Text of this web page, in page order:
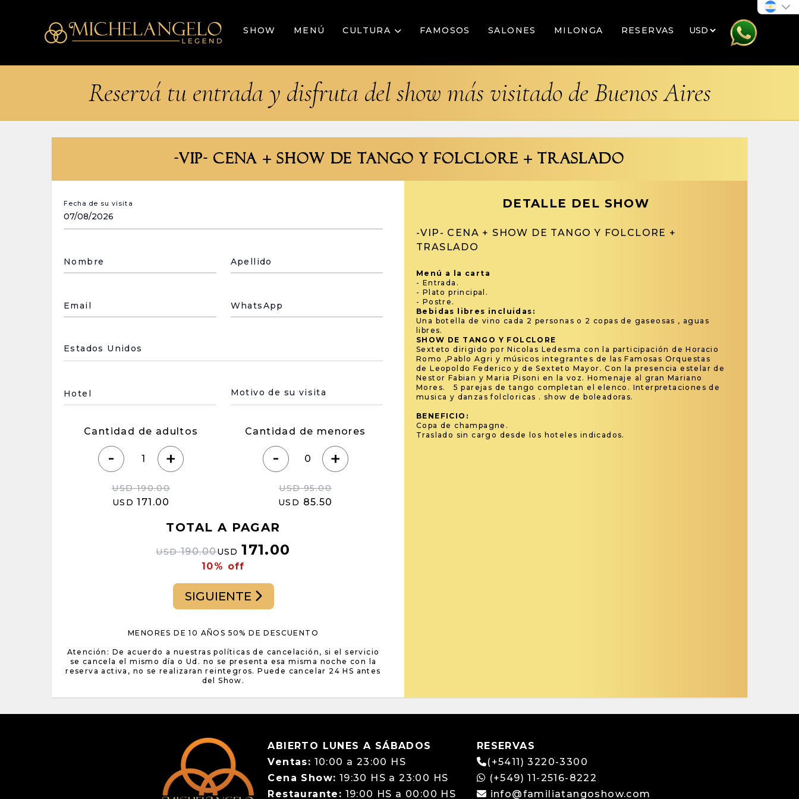
SHOW MENÚ CULTURA FAMOSOS SALONES MILONGA RESERVAS
Reservá tu entrada y disfruta del show más visitado de Buenos Aires
-VIP- CENA + SHOW DE TANGO Y FOLCLORE + TRASLADO
Fecha de su visita
Nombre Apellido
Email WhatsApp
País de residencia
Hotel
Underline select
Cantidad de adultos
- +
USD 190.00
USD 171.00
Cantidad de menores
- +
USD 95.00
USD 85.50
TOTAL A PAGAR
USD 190.00USD 171.00
10% off
SIGUIENTE
MENORES DE 10 AÑOS 50% DE DESCUENTO
Atención: De acuerdo a nuestras políticas de cancelación, si el servicio
se cancela el mismo día o Ud. no se presenta esa misma noche con la
reserva activa, no se realizaran reintegros. Puede cancelar 24 HS antes
del Show.
DETALLE DEL SHOW
-VIP- CENA + SHOW DE TANGO Y FOLCLORE +
TRASLADO
Menú a la carta
- Entrada.
- Plato principal.
- Postre.
Bebidas libres incluidas:
Una botella de vino cada 2 personas o 2 copas de gaseosas , aguas
libres.
SHOW DE TANGO Y FOLCLORE
Sexteto dirigido por Nicolas Ledesma con la participación de Horacio
Romo ,Pablo Agri y músicos integrantes de las Famosas Orquestas
de Leopoldo Federico y de Sexteto Mayor. Con la presencia estelar de
Nestor Fabian y Maria Pisoni en la voz. Homenaje al gran Mariano
Mores. 5 parejas de tango completan el elenco. Interpretaciones de
musica y danzas folcloricas . show de boleadoras.
BENEFICIO:
Copa de champagne.
Traslado sin cargo desde los hoteles indicados.
ABIERTO LUNES A SÁBADOS
Ventas: 10:00 a 23:00 HS
Cena Show: 19:30 HS a 23:00 HS
Restaurante: 19:00 HS a 00:00 HS
RESERVAS
(+5411) 3220-3300
(+549) 11-2516-8222
info@familiatangoshow.com